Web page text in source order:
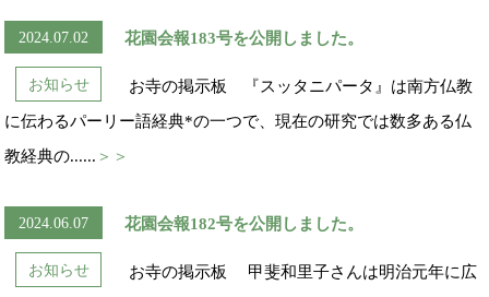
2024.07.02 花園会報183号を公開しました。
お知らせ
お寺の掲示板 『スッタニパータ』は南方仏教
に伝わるパーリー語経典*の一つで、現在の研究では数多ある仏
教経典の...... ＞＞
2024.06.07 花園会報182号を公開しました。
お知らせ
お寺の掲示板 甲斐和里子さんは明治元年に広